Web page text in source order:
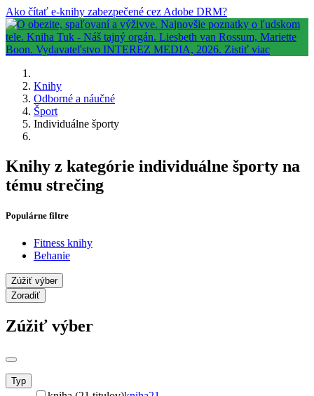
Ako čítať e-knihy zabezpečené cez Adobe DRM?
Knihy
Odborné a náučné
Šport
Individuálne športy
Knihy z kategórie individuálne športy na
tému strečing
Populárne filtre
Fitness knihy
Behanie
Zúžiť výber
Zoradiť
Zúžiť výber
Typ